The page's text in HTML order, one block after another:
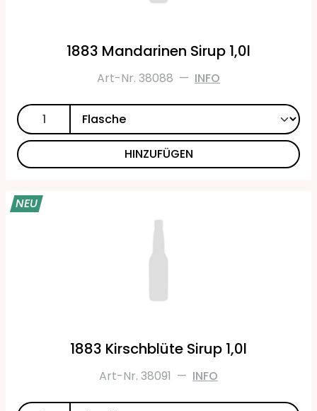
1883 Mandarinen Sirup 1,0l
Art-Nr. 38088 — INFO
HINZUFÜGEN
NEU
1883 Kirschblüte Sirup 1,0l
Art-Nr. 38091 — INFO